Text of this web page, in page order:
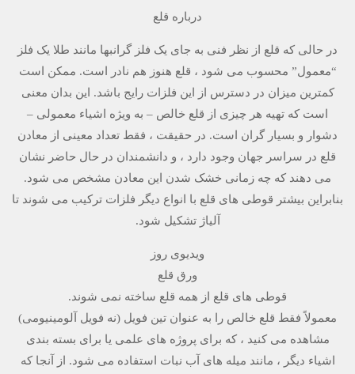
درباره قلع
در حالی که قلع از نظر فنی به جای یک فلز گرانبها مانند طلا یک فلز
“معمول” محسوب می شود ، قلع هنوز هم نادر است. ممکن است
کمترین میزان در دسترس از این فلزات رایج باشد. این بدان معنی
است که تهیه هر چیزی از قلع خالص – به ویژه اشیاء معمولی –
دشوار و بسیار گران است. در حقیقت ، فقط تعداد معینی از معادن
قلع در سراسر جهان وجود دارد ، و دانشمندان در حال حاضر نشان
می دهند که چه زمانی خشک شدن این معادن مشخص می شود.
بنابراین بیشتر قوطی های قلع با انواع دیگر فلزات ترکیب می شوند تا
آلیاژ تشکیل شود.
ویدیوی روز
ورق قلع
قوطی های قلع از همه قلع ساخته نمی شوند.
معمولاً فقط قلع خالص را به عنوان تین فویل (نه فویل آلومینیومی)
مشاهده می کنید ، که برای پروژه های علمی یا برای بسته بندی
اشیاء دیگر ، مانند میله های آب نبات استفاده می شود. از آنجا که